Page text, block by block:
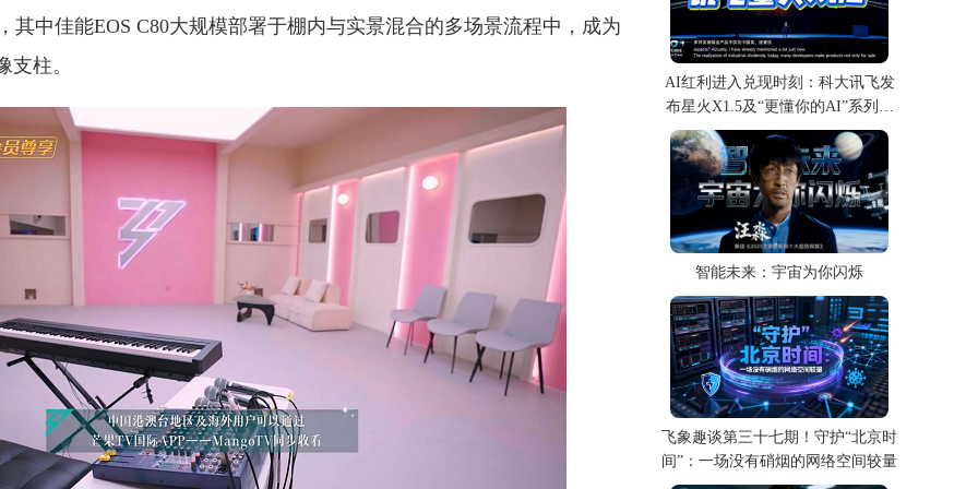
其中佳能EOS C80大规模部署于棚内与实景混合的多场景流程中，成为
柱。
AI红利进入兑现时刻：科大讯飞发
布星火X1.5及“更懂你的AI”系列产
品
智能未来：宇宙为你闪烁
飞象趣谈第三十七期！守护“北京时
间”：一场没有硝烟的网络空间较量